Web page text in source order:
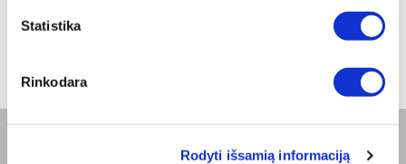
Statistika
Rinkodara
Rodyti išsamią informaciją
nuo -5% iki -40%